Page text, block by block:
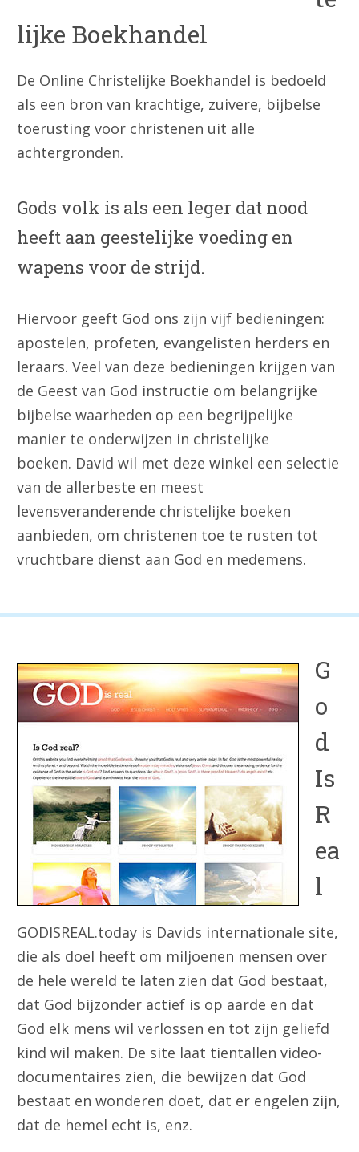
lijke Boekhandel
De Online Christelijke Boekhandel is bedoeld
als een bron van krachtige, zuivere, bijbelse
toerusting voor christenen uit alle
achtergronden.
Gods volk is als een leger dat nood
heeft aan geestelijke voeding en
wapens voor de strijd.
Hiervoor geeft God ons zijn vijf bedieningen:
apostelen, profeten, evangelisten herders en
leraars. Veel van deze bedieningen krijgen van
de Geest van God instructie om belangrijke
bijbelse waarheden op een begrijpelijke
manier te onderwijzen in christelijke
boeken. David wil met deze winkel een selectie
van de allerbeste en meest
levensveranderende christelijke boeken
aanbieden, om christenen toe te rusten tot
vruchtbare dienst aan God en medemens.
G
o
d
Is
R
ea
l
GODISREAL.today is Davids internationale site,
die als doel heeft om miljoenen mensen over
de hele wereld te laten zien dat God bestaat,
dat God bijzonder actief is op aarde en dat
God elk mens wil verlossen en tot zijn geliefd
kind wil maken. De site laat tientallen video-
documentaires zien, die bewijzen dat God
bestaat en wonderen doet, dat er engelen zijn,
dat de hemel echt is, enz.